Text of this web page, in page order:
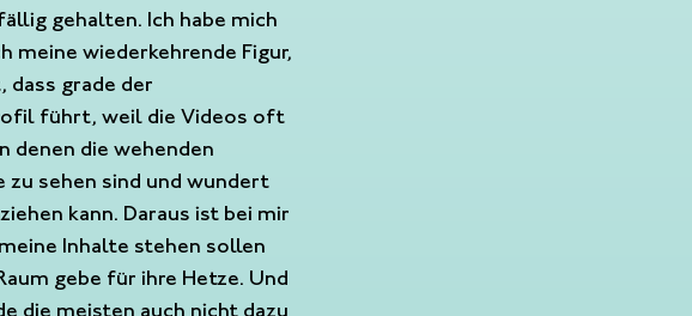
gehalten. Ich habe mich
meine wiederkehrende Figur,
dass grade der
führt, weil die Videos oft
denen die wehenden
sehen sind und wundert
kann. Daraus ist bei mir
Inhalte stehen sollen
gebe für ihre Hetze. Und